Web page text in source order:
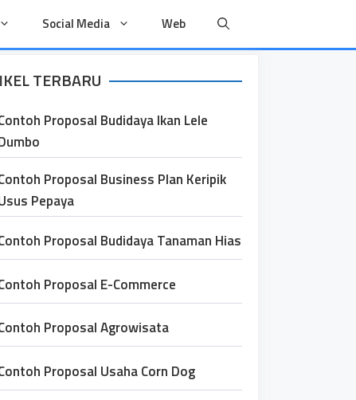
Social Media Web
TERBARU
Proposal Budidaya Ikan Lele
Proposal Business Plan Keripik
Pepaya
Proposal Budidaya Tanaman Hias
Proposal E-Commerce
Proposal Agrowisata
Proposal Usaha Corn Dog